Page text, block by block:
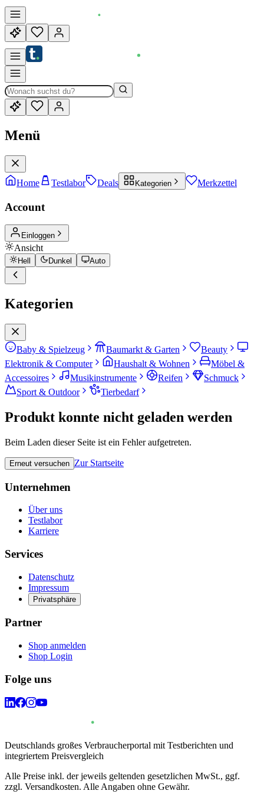
Menü
Home Testlabor Deals Kategorien Merkzettel
Account
Einloggen
Ansicht
Hell Dunkel Auto
Kategorien
Baby & Spielzeug Baumarkt & Garten
Beauty
Elektronik & Computer
Haushalt & Wohnen
Möbel &
Accessoires
Musikinstrumente Reifen
Schmuck
Sport & Outdoor
Tierbedarf
Produkt konnte nicht geladen werden
Beim Laden dieser Seite ist ein Fehler aufgetreten.
Erneut versuchen Zur Startseite
Unternehmen
Über uns
Testlabor
Karriere
Services
Datenschutz
Impressum
Privatsphäre
Partner
Shop anmelden
Shop Login
Folge uns
Deutschlands großes Verbraucherportal mit Testberichten und
integriertem Preisvergleich
Alle Preise inkl. der jeweils geltenden gesetzlichen MwSt., ggf.
zzgl. Versandkosten. Alle Angaben ohne Gewähr.